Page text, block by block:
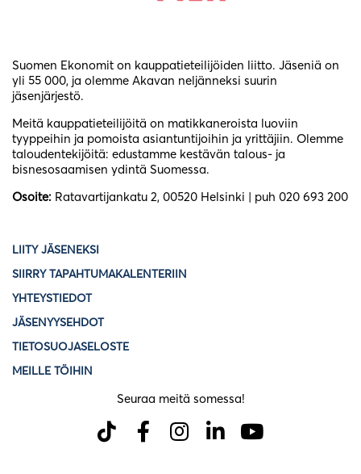
Suomen Ekonomit on kauppatieteilijöiden liitto. Jäseniä on
yli 55 000, ja olemme Akavan neljänneksi suurin
jäsenjärjestö.
Meitä kauppatieteilijöitä on matikkaneroista luoviin
tyyppeihin ja pomoista asiantuntijoihin ja yrittäjiin. Olemme
taloudentekijöitä: edustamme kestävän talous- ja
bisnesosaamisen ydintä Suomessa.
Osoite: Ratavartijankatu 2, 00520 Helsinki | puh 020 693 200
LIITY JÄSENEKSI
SIIRRY TAPAHTUMAKALENTERIIN
YHTEYSTIEDOT
JÄSENYYSEHDOT
TIETOSUOJASELOSTE
MEILLE TÖIHIN
Seuraa meitä somessa!